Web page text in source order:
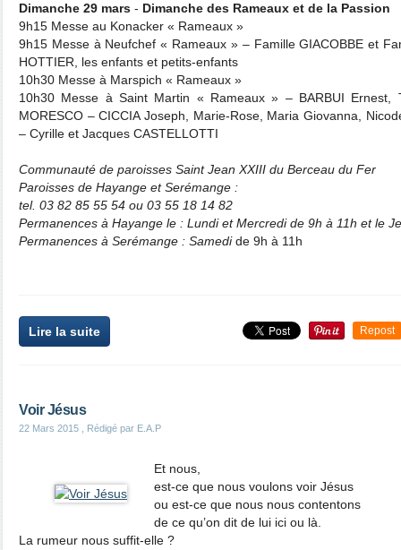
Dimanche 29 mars - Dimanche des Rameaux et de la Passion
9h15 Messe au Konacker « Rameaux »
9h15 Messe à Neufchef « Rameaux » – Famille GIACOBBE et
HOTTIER, les enfants et petits-enfants
10h30 Messe à Marspich « Rameaux »
10h30 Messe à Saint Martin « Rameaux » – BARBUI Ernest,
MORESCO – CICCIA Joseph, Marie-Rose, Maria Giovanna,
– Cyrille et Jacques CASTELLOTTI
Communauté de paroisses Saint Jean XXIII du Berceau du Fer
Paroisses de Hayange et Serémange :
tel. 03 82 85 55 54 ou 03 55 18 14 82
Permanences à Hayange le : Lundi et Mercredi de 9h à 11h et le
Permanences à Serémange : Samedide 9h à 11h
Lire la suite Repost
Voir Jésus
22 Mars 2015 , Rédigé par E.A.P
Et nous,
est-ce que nous voulons voir Jésus
ou est-ce que nous nous contentons
de ce qu’on dit de lui ici ou là.
La rumeur nous suffit-elle ?